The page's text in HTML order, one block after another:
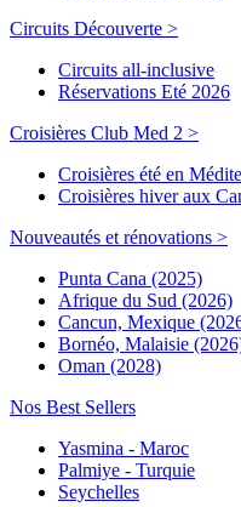
Circuits Découverte >
Circuits all-inclusive
Réservations Eté 2026
Croisières Club Med 2 >
Croisières été en
Croisières hiver aux
Nouveautés et rénovations >
Punta Cana (2025)
Afrique du Sud (2026)
Cancun, Mexique
Bornéo, Malaisie
Oman (2028)
Nos Best Sellers
Yasmina - Maroc
Palmiye - Turquie
Seychelles